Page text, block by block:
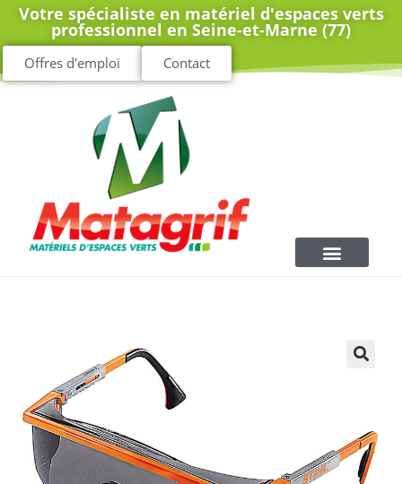
Votre spécialiste en matériel d'espaces verts
professionnel en Seine-et-Marne (77)
Offres d'emploi Contact